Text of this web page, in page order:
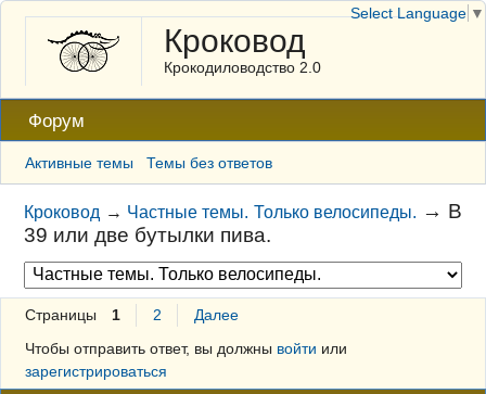
Кроковод
Крокодиловодство 2.0
Форум
Активные темы Темы без ответов
Кроковод → Частные темы. Только велосипеды. → В
39 или две бутылки пива.
Страницы 1 2
Далее
Чтобы отправить ответ, вы должны войти или
зарегистрироваться
Select Language ▼